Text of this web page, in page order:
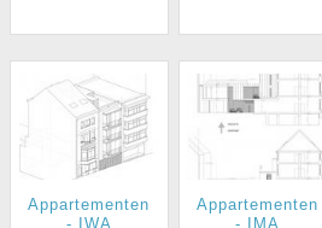
Appartementen
- IWA
Appartementen
- IMA